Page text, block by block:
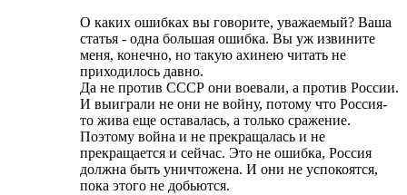
О каких ошибках вы говорите, уважаемый? Ваша
статья - одна большая ошибка. Вы уж извините
меня, конечно, но такую ахинею читать не
приходилось давно.
Да не против СССР они воевали, а против России.
И выиграли не они не войну, потому что Россия-
то жива еще оставалась, а только сражение.
Поэтому война и не прекращалась и не
прекращается и сейчас. Это не ошибка, Россия
должна быть уничтожена. И они не успокоятся,
пока этого не добьются.